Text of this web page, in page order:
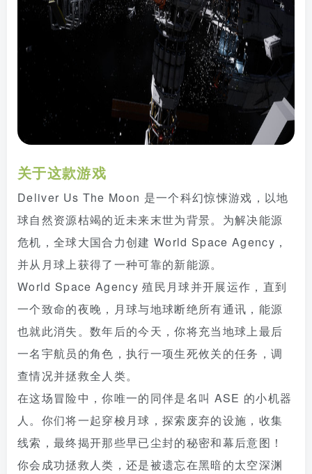
关于这款游戏
Deliver Us The Moon 是一个科幻惊悚游戏，以地
球自然资源枯竭的近未来末世为背景。为解决能源
危机，全球大国合力创建 World Space Agency，
并从月球上获得了一种可靠的新能源。
World Space Agency 殖民月球并开展运作，直到
一个致命的夜晚，月球与地球断绝所有通讯，能源
也就此消失。数年后的今天，你将充当地球上最后
一名宇航员的角色，执行一项生死攸关的任务，调
查情况并拯救全人类。
在这场冒险中，你唯一的同伴是名叫 ASE 的小机器
人。你们将一起穿梭月球，探索废弃的设施，收集
线索，最终揭开那些早已尘封的秘密和幕后意图！
你会成功拯救人类，还是被遗忘在黑暗的太空深渊